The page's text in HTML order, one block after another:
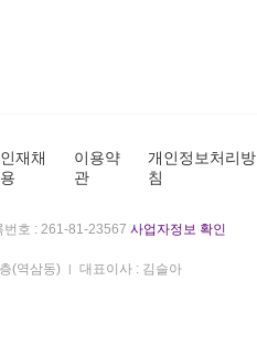
인재채
용
이용약
관
개인정보처리방
침
번호 : 261-81-23567 사업자정보 확인
(역삼동)
대표이사 : 김슬아